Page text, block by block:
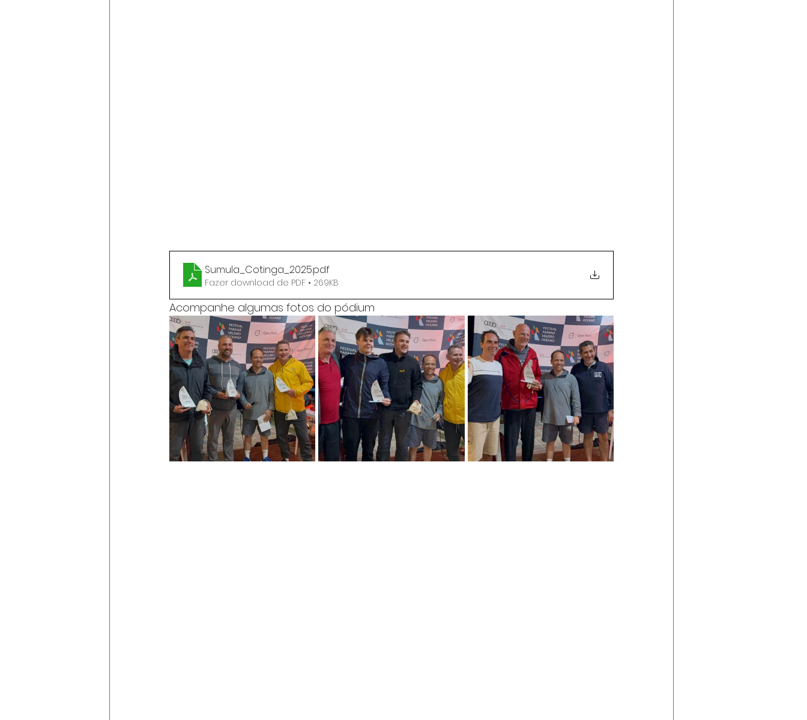
Sumula_Cotinga_2025.pdf
Fazer download de PDF • 269KB
Acompanhe algumas fotos do pódium